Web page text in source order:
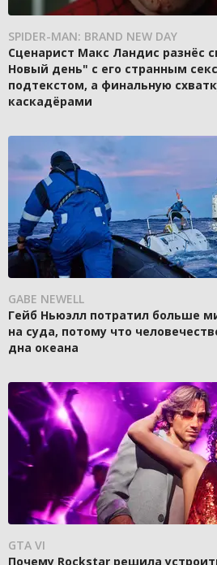
SPIDER-MAN: BRAND NEW DAY
Сценарист Макс Ландис разнёс
Новый день" с его странным
подтекстом, а финальную
каскадёрами
GABE NEWELL
Гейб Ньюэлл потратил больше
на суда, потому что
дна океана
GTA VI
Почему Rockstar решила